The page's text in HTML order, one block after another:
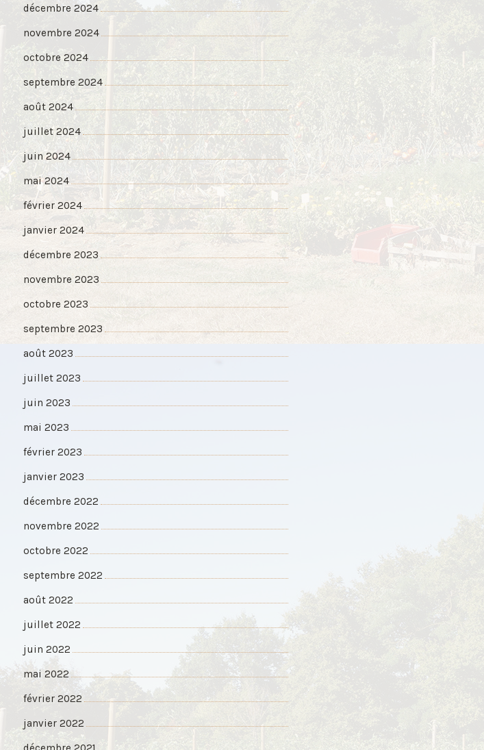
décembre 2024
novembre 2024
octobre 2024
septembre 2024
août 2024
juillet 2024
juin 2024
mai 2024
février 2024
janvier 2024
décembre 2023
novembre 2023
octobre 2023
septembre 2023
août 2023
juillet 2023
juin 2023
mai 2023
février 2023
janvier 2023
décembre 2022
novembre 2022
octobre 2022
septembre 2022
août 2022
juillet 2022
juin 2022
mai 2022
février 2022
janvier 2022